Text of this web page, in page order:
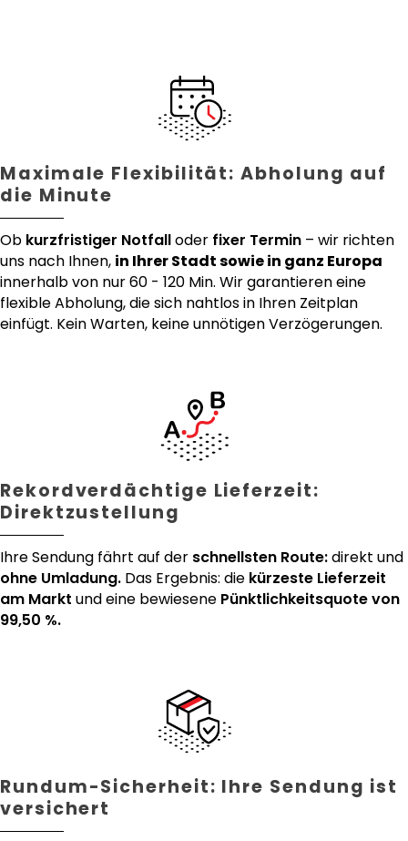
Maximale Flexibilität: Abholung auf
die Minute
Ob kurzfristiger Notfalloder fixer Termin – wir richten
uns nach Ihnen, in Ihrer Stadt sowie in ganz Europa
innerhalb von nur 60 - 120 Min. Wir garantieren eine
flexible Abholung, die sich nahtlos in Ihren Zeitplan
einfügt. Kein Warten, keine unnötigen Verzögerungen.
Rekordverdächtige Lieferzeit:
Direktzustellung
Ihre Sendung fährt auf der schnellsten Route:direkt und
ohne Umladung. Das Ergebnis: die kürzeste Lieferzeit
am Markt und eine bewiesene Pünktlichkeitsquote von
99,50 %.
Rundum-Sicherheit: Ihre Sendung ist
versichert